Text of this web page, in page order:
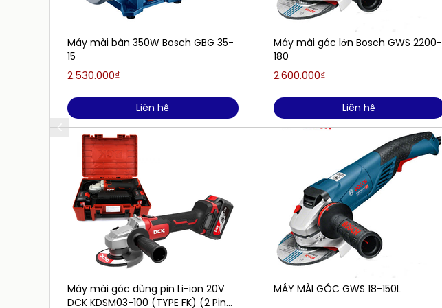
Máy mài bàn 350W Bosch GBG 35-
15
2.530.000₫
Liên hệ
Máy mài góc dùng pin Li-ion 20V
DCK KDSM03-100 (TYPE FK) (2 Pin
Máy mài góc lớn Bosch GWS 2200-
180
2.600.000₫
Liên hệ
MÁY MÀI GÓC GWS 18-150L